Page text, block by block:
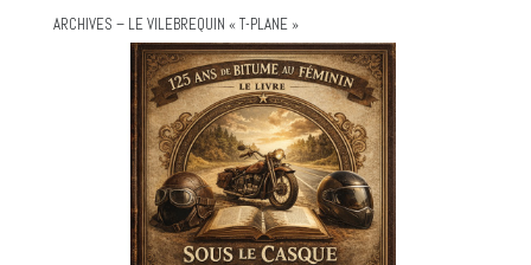
ARCHIVES – LE VILEBREQUIN « T-PLANE »